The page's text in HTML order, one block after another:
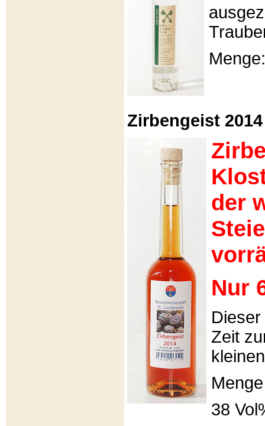
Zirbengeist
der
Nur
Zeit
38